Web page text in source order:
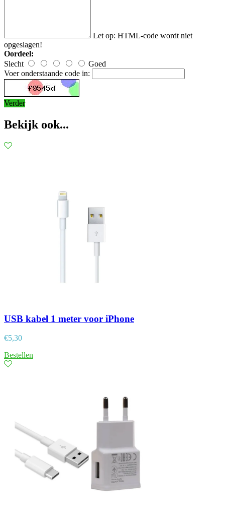
Let op: HTML-code wordt niet
opgeslagen!
Oordeel:
Slecht
Goed
Voer onderstaande code in:
Verder
Bekijk ook...
USB kabel 1 meter voor iPhone
€5,30
Bestellen